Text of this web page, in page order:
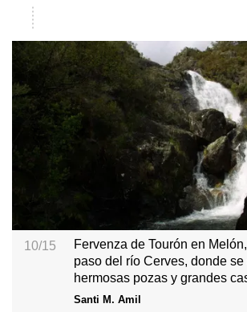
10/15
Fervenza de Tourón en
paso del río Cerves, donde se
hermosas pozas y grandes
Santi M. Amil